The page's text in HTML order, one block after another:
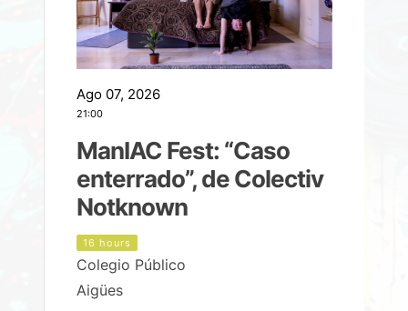
Ago 07, 2026
21:00
ManIAC Fest: “Caso
enterrado”, de Colectiv
Notknown
16 hours
Colegio Público
Aigües